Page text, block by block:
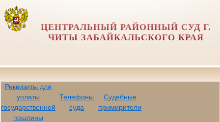
ЦЕНТРАЛЬНЫЙ РАЙОННЫЙ СУД Г.
ЧИТЫ ЗАБАЙКАЛЬСКОГО КРАЯ
Реквизиты для
уплаты
государственной
пошлины
Телефоны
суда
Судебные
примирители